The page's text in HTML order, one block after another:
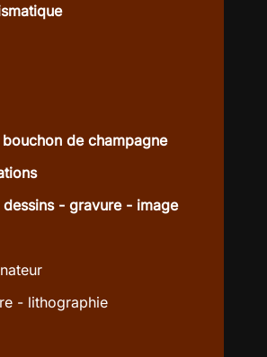
de champagne
- gravure - image
- lithographie